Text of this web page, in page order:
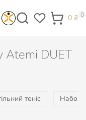
0 ₴ 0
Atemi DUET
теніс Набори